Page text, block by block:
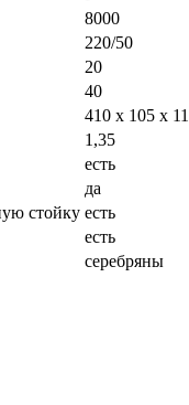
8000
220/50
20
40
410 х 105 х
1,35
есть
да
стойку есть
есть
серебряны